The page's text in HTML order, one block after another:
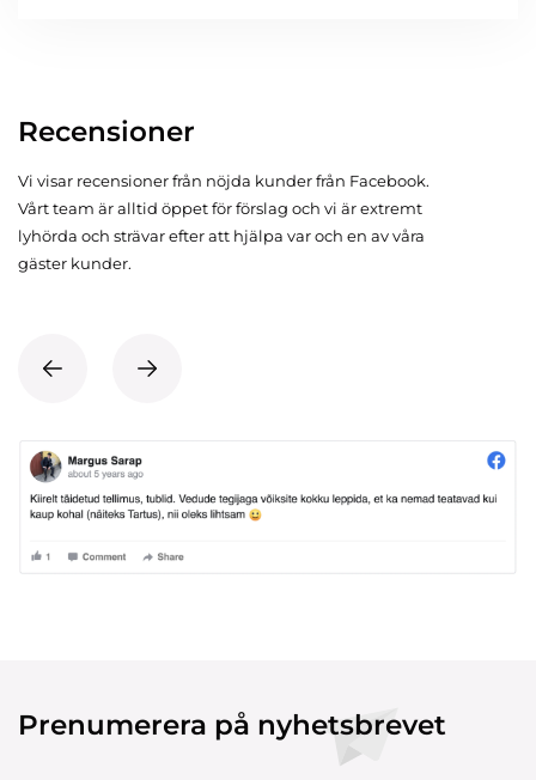
Recensioner
Vi visar recensioner från nöjda kunder från Facebook.
Vårt team är alltid öppet för förslag och vi är extremt
lyhörda och strävar efter att hjälpa var och en av våra
gäster kunder.
Prenumerera på nyhetsbrevet